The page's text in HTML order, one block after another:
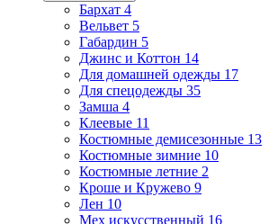
Бархат 4
Вельвет 5
Габардин 5
Джинс и Коттон 14
Для домашней одежды 17
Для спецодежды 35
Замша 4
Клеевые 11
Костюмные демисезонные 13
Костюмные зимние 10
Костюмные летние 2
Кроше и Кружево 9
Лен 10
Мех искусственный 16